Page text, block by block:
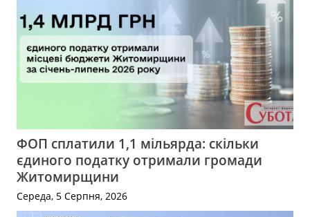
ФОП сплатили 1,1 мільярда: скільки
єдиного податку отримали громади
Житомирщини
Середа, 5 Серпня, 2026